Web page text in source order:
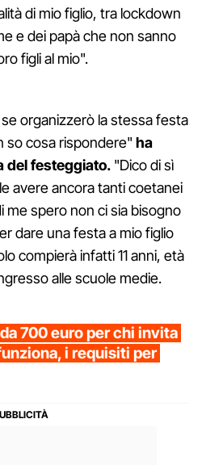
di mio figlio, tra lockdown
e dei papà che non sanno
figli al mio".
organizzerò la stessa festa
so cosa rispondere" ha
del festeggiato. "Dico di sì
avere ancora tanti coetanei
me spero non ci sia bisogno
dare una festa a mio figlio
compierà infatti 11 anni, età
alle scuole medie.
700 euro per chi invita
i requisiti per